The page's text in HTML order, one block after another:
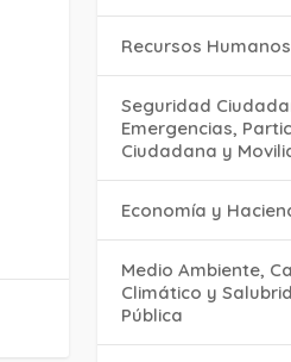
Recursos Humanos
Seguridad
Emergencias,
Ciudadana y
Economía y
Medio Ambiente,
Climático y
Pública